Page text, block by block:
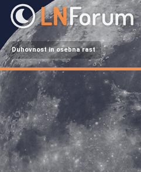
Duhovnost in osebna rast